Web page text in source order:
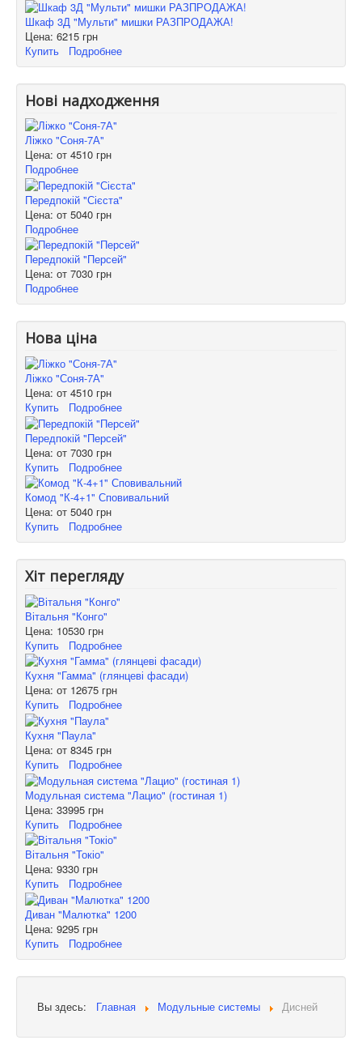
Шкаф 3Д "Мульти" мишки РАЗПРОДАЖА!
Цена: 6215 грн
Купить
Подробнее
Нові надходження
Ліжко "Соня-7А"
Цена: от 4510 грн
Подробнее
Передпокій "Сієста"
Цена: от 5040 грн
Подробнее
Передпокій "Персей"
Цена: от 7030 грн
Подробнее
Нова ціна
Ліжко "Соня-7А"
Цена: от 4510 грн
Купить
Подробнее
Передпокій "Персей"
Цена: от 7030 грн
Купить
Подробнее
Комод "К-4+1" Сповивальний
Цена: от 5040 грн
Купить
Подробнее
Хіт перегляду
Вітальня "Конго"
Цена: 10530 грн
Купить
Подробнее
Кухня "Гамма" (глянцеві фасади)
Цена: от 12675 грн
Купить
Подробнее
Кухня "Паула"
Цена: от 8345 грн
Купить
Подробнее
Модульная система "Лацио" (гостиная 1)
Цена: 33995 грн
Купить
Подробнее
Вітальня "Токіо"
Цена: 9330 грн
Купить
Подробнее
Диван "Малютка" 1200
Цена: 9295 грн
Купить
Подробнее
Вы здесь: Главная Модульные системы Дисней